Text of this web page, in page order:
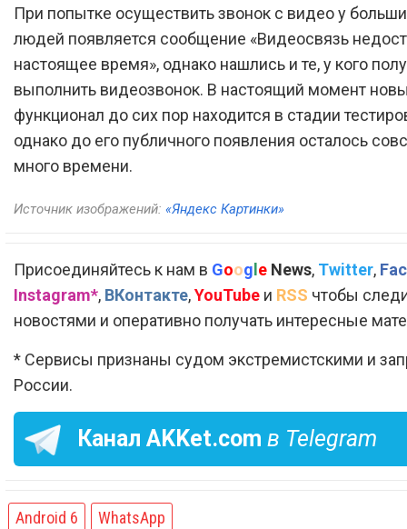
При попытке осуществить звонок с видео у
людей появляется сообщение «Видеосвязь
настоящее время», однако нашлись и те, у кого
выполнить видеозвонок. В настоящий момент
функционал до сих пор находится в стадии
однако до его публичного появления осталось
много времени.
Источник изображений: «Яндекс Картинки»
Присоединяйтесь к нам в Goog e News, Twitter,
Instagram*, ВКонтакте,YouTube и RSS чтобы
новостями и оперативно получать интересные
* Сервисы признаны судом экстремистскими и
России.
Канал AKKet.com в Telegram
Android 6 WhatsApp